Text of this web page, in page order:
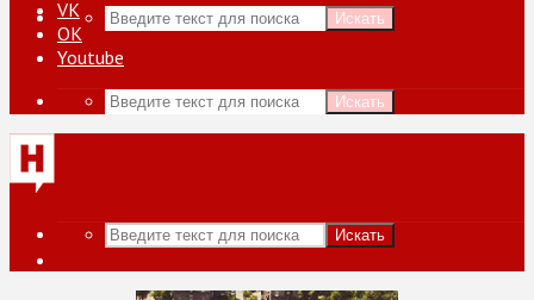
Искать
VK
ОК
Youtube
Искать
Искать